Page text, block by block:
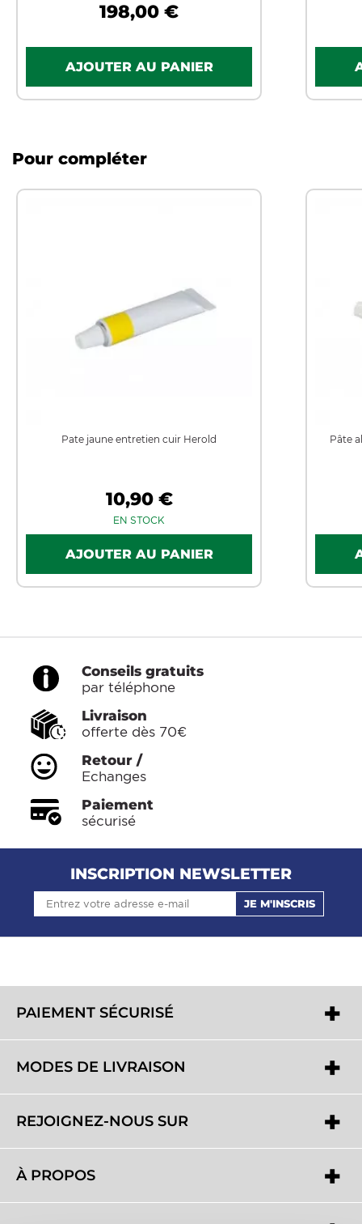
198,00 €
Pour compléter
Pate jaune entretien cuir Herold
10,90 €
EN STOCK
Pâte
Conseils gratuits
par téléphone
Livraison
offerte dès 70€
Retour /
Echanges
Paiement
sécurisé
INSCRIPTION NEWSLETTER
JE M'INSCRIS
PAIEMENT SÉCURISÉ
MODES DE LIVRAISON
REJOIGNEZ-NOUS SUR
À PROPOS